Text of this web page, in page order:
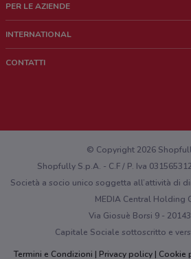
Chi siamo
Lavora con noi
PER LE AZIENDE
Richieste commerciali e marketing
INTERNATIONAL
CONTATTI
Hai un malfunzionamento sul web o sull'app?
© Copyright 2026
Shopfully S.p.A. - C.F / P. Iva
Società a socio unico soggetta all’attività di
MEDIA Central Holding
Via Giosuè Borsi 9 -
Capitale Sociale sottoscritto e
Termini e Condizioni
Privacy policy Cookie